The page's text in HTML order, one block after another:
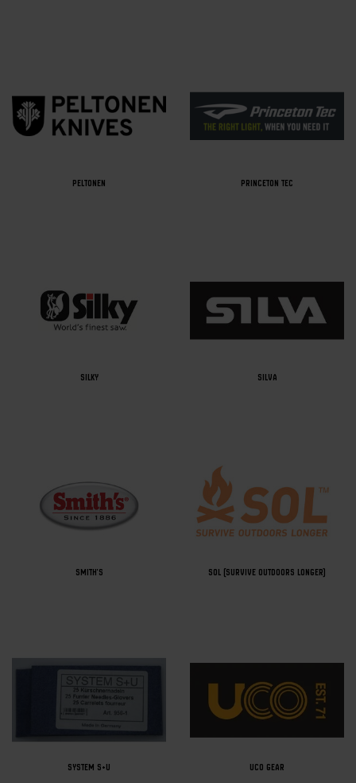
PELTONEN PRINCETON TEC
SILKY SILVA
SMITH'S SOL (SURVIVE OUTDOORS LONGER)
SYSTEM S+U UCO GEAR